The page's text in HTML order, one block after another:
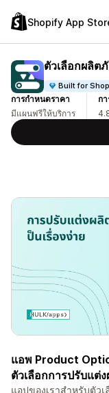
Shopify App
ตัวเลือกผลิ
Built for
การกำหนดราคา
มีแผนฟรีให้บริการ
ก
แอพ Product
ตัวเลือกการปรับแต่
แอปของเราสำหรับตัว